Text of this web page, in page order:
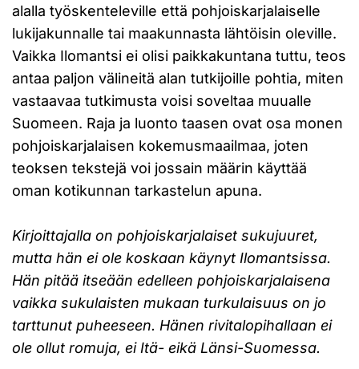
alalla työskenteleville että pohjoiskarjalaiselle
lukijakunnalle tai maakunnasta lähtöisin oleville.
Vaikka Ilomantsi ei olisi paikkakuntana tuttu, teos
antaa paljon välineitä alan tutkijoille pohtia, miten
vastaavaa tutkimusta voisi soveltaa muualle
Suomeen. Raja ja luonto taasen ovat osa monen
pohjoiskarjalaisen kokemusmaailmaa, joten
teoksen tekstejä voi jossain määrin käyttää
oman kotikunnan tarkastelun apuna.
Kirjoittajalla on pohjoiskarjalaiset sukujuuret,
mutta hän ei ole koskaan käynyt Ilomantsissa.
Hän pitää itseään edelleen pohjoiskarjalaisena
vaikka sukulaisten mukaan turkulaisuus on jo
tarttunut puheeseen. Hänen rivitalopihallaan ei
ole ollut romuja, ei Itä- eikä Länsi-Suomessa.